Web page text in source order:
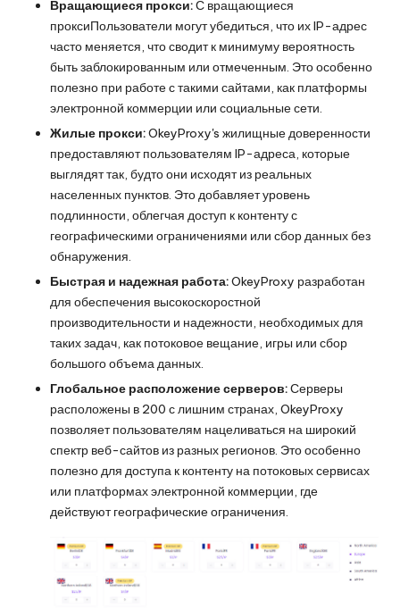
Вращающиеся прокси:С вращающиеся
проксиПользователи могут убедиться, что их IP-адрес
часто меняется, что сводит к минимуму вероятность
быть заблокированным или отмеченным. Это особенно
полезно при работе с такими сайтами, как платформы
электронной коммерции или социальные сети.
Жилые прокси:OkeyProxy's жилищные доверенности
предоставляют пользователям IP-адреса, которые
выглядят так, будто они исходят из реальных
населенных пунктов. Это добавляет уровень
подлинности, облегчая доступ к контенту с
географическими ограничениями или сбор данных без
обнаружения.
Быстрая и надежная работа:OkeyProxy разработан
для обеспечения высокоскоростной
производительности и надежности, необходимых для
таких задач, как потоковое вещание, игры или сбор
большого объема данных.
Глобальное расположение серверов:Серверы
расположены в 200 с лишним странах, OkeyProxy
позволяет пользователям нацеливаться на широкий
спектр веб-сайтов из разных регионов. Это особенно
полезно для доступа к контенту на потоковых сервисах
или платформах электронной коммерции, где
действуют географические ограничения.